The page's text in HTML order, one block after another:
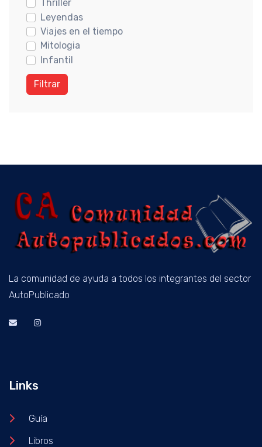
Thriller
Leyendas
Viajes en el tiempo
Mitologia
Infantil
Filtrar
La comunidad de ayuda a todos los integrantes del sector
AutoPublicado
Links
Guía
Libros